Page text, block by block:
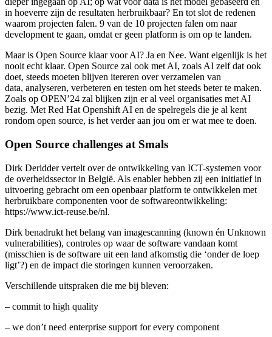
in hoeverre zijn de resultaten herbruikbaar? En tot slot de redenen
waarom projecten falen. 9 van de 10 projecten falen om naar
development te gaan, omdat er geen platform is om op te landen.
Maar is Open Source klaar voor AI? Ja en Nee. Want eigenlijk is het
nooit echt klaar. Open Source zal ook met AI, zoals AI zelf dat ook
doet, steeds moeten blijven itereren over verzamelen van
data, analyseren, verbeteren en testen om het steeds beter te maken.
Zoals op OPEN’24 zal blijken zijn er al veel organisaties met AI
bezig. Met Red Hat Openshift AI en de spelregels die je al kent
rondom open source, is het verder aan jou om er wat mee te doen.
Open Source challenges at Smals
Dirk Deridder vertelt over de ontwikkeling van ICT-systemen voor
de overheidssector in België. Als enabler hebben zij een initiatief in
uitvoering gebracht om een openbaar platform te ontwikkelen met
herbruikbare componenten voor de softwareontwikkeling:
https://www.ict-reuse.be/nl.
Dirk benadrukt het belang van imagescanning (known én Unknown
vulnerabilities), controles op waar de software vandaan komt
(misschien is de software uit een land afkomstig die ‘onder de loep
ligt’?) en de impact die storingen kunnen veroorzaken.
Verschillende uitspraken die me bij bleven:
– commit to high quality
– we don’t need enterprise support for every component